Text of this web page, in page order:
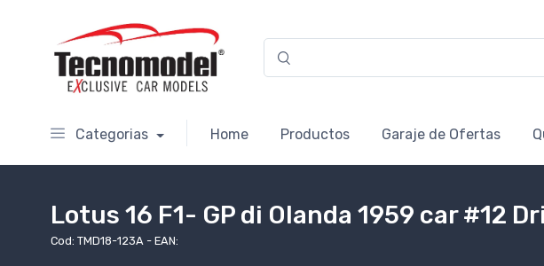
Categorias Home Productos Garaje de Ofertas
Lotus 16 F1- GP di Olanda 1959 car #12
Cod: TMD18-123A - EAN: